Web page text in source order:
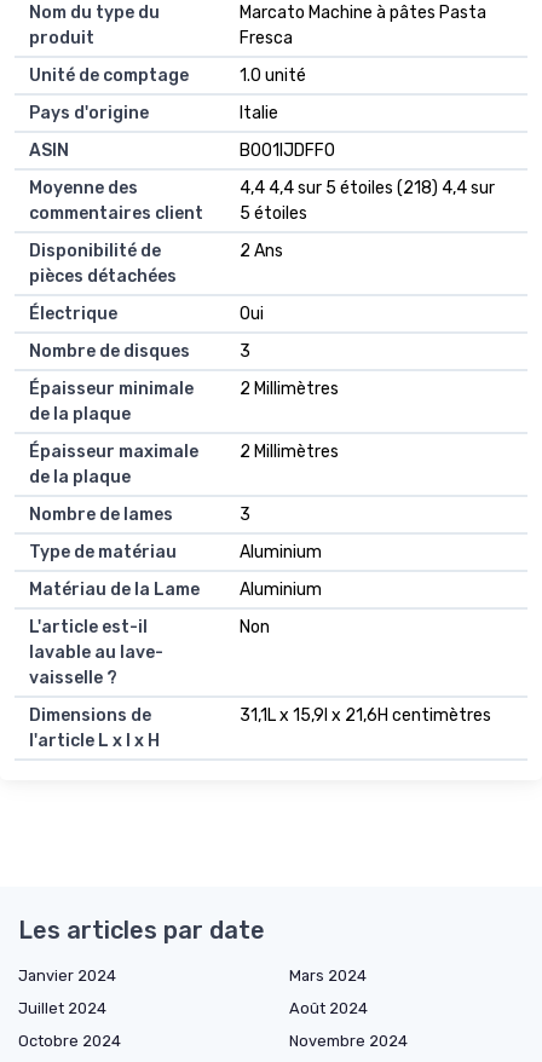
Nom du type du
produit
Marcato Machine à pâtes Pasta
Fresca
Unité de comptage
1.0 unité
Pays d'origine
Italie
ASIN
B001IJDFFO
Moyenne des
commentaires client
4,4 4,4 sur 5 étoiles (218) 4,4 sur
5 étoiles
Disponibilité de
pièces détachées
2 Ans
Électrique
Oui
Nombre de disques
3
Épaisseur minimale
de la plaque
2 Millimètres
Épaisseur maximale
de la plaque
2 Millimètres
Nombre de lames
3
Type de matériau
Aluminium
Matériau de la Lame
Aluminium
L'article est-il
lavable au lave-
vaisselle ?
Non
Dimensions de
l'article L x l x H
31,1L x 15,9l x 21,6H centimètres
Les articles par date
Janvier 2024
Mars 2024
Juillet 2024
Août 2024
Octobre 2024
Novembre 2024